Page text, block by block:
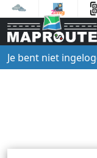
Je bent niet